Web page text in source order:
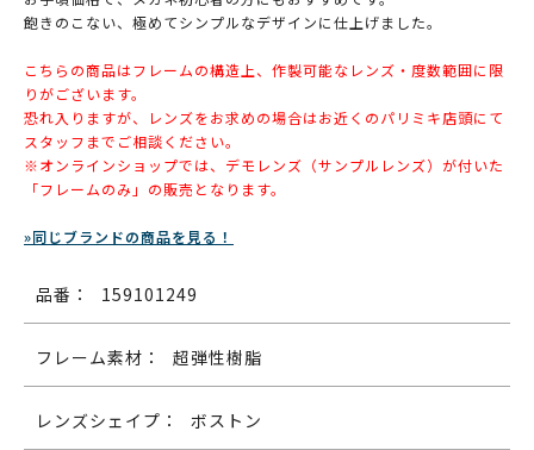
飽きのこない、極めてシンプルなデザインに仕上げました。
こちらの商品はフレームの構造上、作製可能なレンズ・度数範囲に限
りがございます。
恐れ入りますが、レンズをお求めの場合はお近くのパリミキ店頭にて
スタッフまでご相談ください。
※オンラインショップでは、デモレンズ（サンプルレンズ）が付いた
「フレームのみ」の販売となります。
»同じブランドの商品を見る！
品番： 159101249
フレーム素材： 超弾性樹脂
レンズシェイプ： ボストン